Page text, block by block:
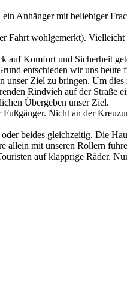
Anhänger mit beliebiger
Fahrt wohlgemerkt).
Komfort und Sicherheit
entschieden wir uns
Ziel zu bringen. Um dies
Rindvieh auf der Straße
Übergeben unser Ziel.
Nicht an der
beides gleichzeitig. Die
allein mit unseren Rollern
auf klapprige Räder.